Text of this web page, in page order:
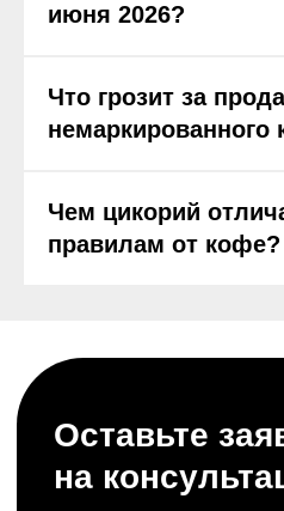
июня 2026?
Что грозит за
немаркированного
Чем цикорий
правилам от кофе?